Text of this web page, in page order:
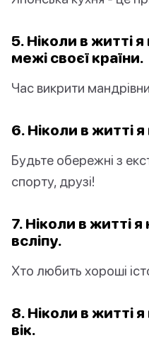
5. Ніколи в житті
межі своєї країни.
Час викрити
6. Ніколи в житті
Будьте обережні з
спорту, друзі!
7. Ніколи в житті
всліпу.
Хто любить хороші
8. Ніколи в житті
вік.